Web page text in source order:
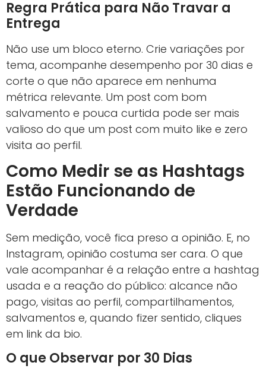
Regra Prática para Não Travar a
Entrega
Não use um bloco eterno. Crie variações por
tema, acompanhe desempenho por 30 dias e
corte o que não aparece em nenhuma
métrica relevante. Um post com bom
salvamento e pouca curtida pode ser mais
valioso do que um post com muito like e zero
visita ao perfil.
Como Medir se as Hashtags
Estão Funcionando de
Verdade
Sem medição, você fica preso a opinião. E, no
Instagram, opinião costuma ser cara. O que
vale acompanhar é a relação entre a hashtag
usada e a reação do público: alcance não
pago, visitas ao perfil, compartilhamentos,
salvamentos e, quando fizer sentido, cliques
em link da bio.
O que Observar por 30 Dias